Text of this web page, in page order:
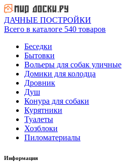
ДАЧНЫЕ ПОСТРОЙКИ
Всего в каталоге 540 товаров
Беседки
Бытовки
Вольеры для собак уличные
Домики для колодца
Дровник
Душ
Конура для собаки
Курятники
Туалеты
Хозблоки
Пиломатериалы
Информация